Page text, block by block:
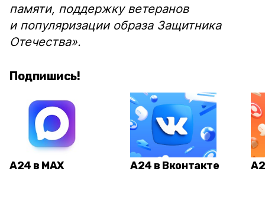
памяти, поддержку ветеранов
и популяризации образа Защитника
Отечества».
Подпишись!
А24 в MAX А24 в Вконтакте